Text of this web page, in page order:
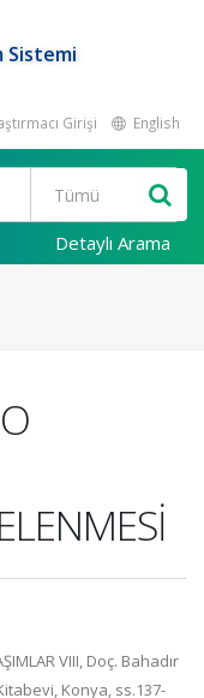
Sistemi
Girişi English
Detaylı Arama
VIII, Doç. Bahadır
Konya, ss.137-